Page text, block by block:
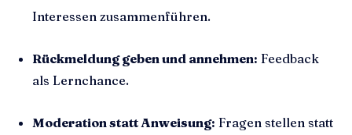
Interessen zusammenführen.
Rückmeldung geben und annehmen: Feedback
als Lernchance.
Moderation statt Anweisung: Fragen stellen statt